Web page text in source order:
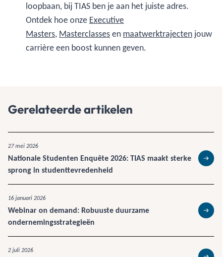
loopbaan, bij TIAS ben je aan het juiste adres.
Ontdek hoe onze Executive
Masters, Masterclassesen maatwerktrajecten jouw
carrière een boost kunnen geven.
Gerelateerde artikelen
27 mei 2026
Nationale Studenten Enquête 2026: TIAS maakt sterke
sprong in studenttevredenheid
Lees
16 januari 2026
Webinar on demand: Robuuste duurzame
ondernemingsstrategieën
Lees
2 juli 2026